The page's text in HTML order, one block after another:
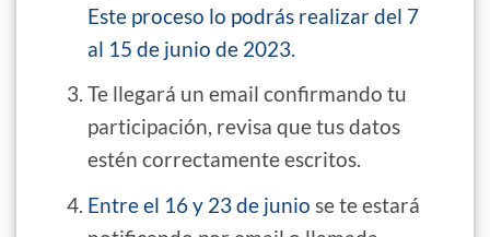
Este proceso lo podrás realizar del 7
al 15 de junio de 2023.
Te llegará un email confirmando tu
participación, revisa que tus datos
estén correctamente escritos.
Entre el 16 y 23 de junio se te estará